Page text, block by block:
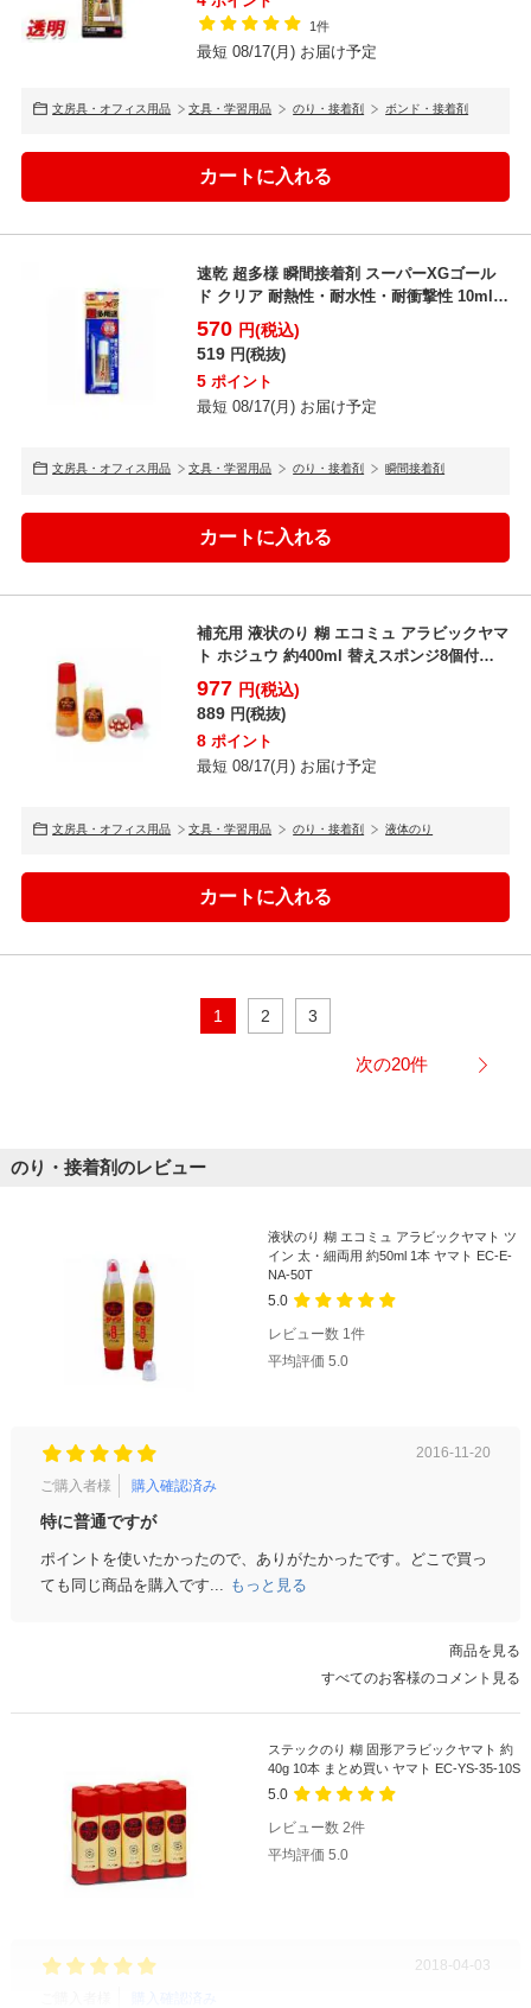
1件
最短 08/17(月) お届け予定
文房具・オフィス用品 文具・学習用品 のり・接着剤 ボンド・接着剤
速乾 超多様 瞬間接着剤 スーパーXGゴール
ド クリア 耐熱性・耐水性・耐衝撃性 10ml
セメダイ...
570 円(税込)
519 円(税抜)
5 ポイント
最短 08/17(月) お届け予定
文房具・オフィス用品 文具・学習用品 のり・接着剤 瞬間接着剤
補充用 液状のり 糊 エコミュ アラビックヤマ
ト ホジュウ 約400ml 替えスポンジ8個付き
ヤマ...
977 円(税込)
889 円(税抜)
8 ポイント
最短 08/17(月) お届け予定
文房具・オフィス用品 文具・学習用品 のり・接着剤 液体のり
1 2 3
次の20件
のり・接着剤のレビュー
液状のり 糊 エコミュ アラビックヤマト ツ
イン 太・細両用 約50ml 1本 ヤマト EC-E-
NA-50T
5.0
レビュー数 1 件
平均評価 5.0
2016-11-20
ご購入者様
購入確認済み
特に普通ですが
ポイントを使いたかったので、ありがたかったです。どこで買っ
ても同じ商品を購入です...
もっと見る
商品を見る
すべてのお客様のコメント見る
ステックのり 糊 固形アラビックヤマト 約
40g 10本 まとめ買い ヤマト EC-YS-35-10S
5.0
レビュー数 2件
平均評価 5.0
2018-04-03
購入確認済み